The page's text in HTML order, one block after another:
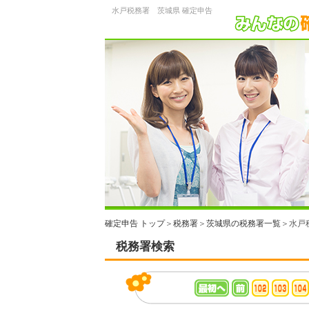
水戸税務署 茨城県 確定申告
確定申告 トップ＞ 税務署 ＞ 茨城県の税務署一覧 ＞水戸
税務署検索